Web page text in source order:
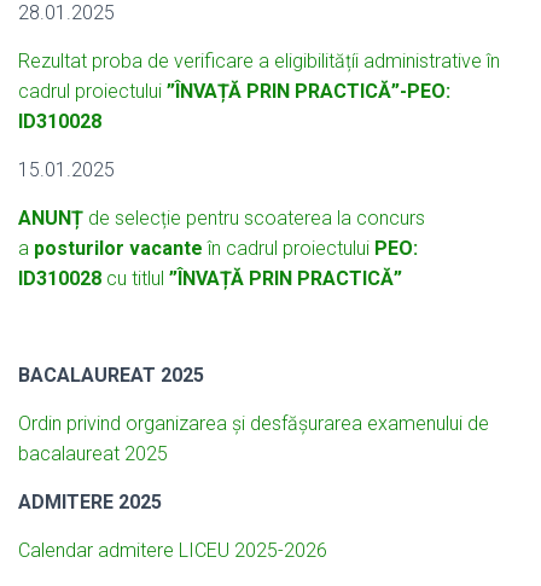
28.01.2025
Rezultat proba de verificare a eligibilitățíi administrative în
cadrul proiectului ”ÎNVAȚĂ PRIN PRACTICĂ”-PEO:
ID310028
15.01.2025
ANUNȚ de selecție pentru scoaterea la concurs
a posturilor vacante în cadrul proiectului PEO:
ID310028 cu titlul ”ÎNVAȚĂ PRIN PRACTICĂ”
BACALAUREAT 2025
Ordin privind organizarea și desfășurarea examenului de
bacalaureat 2025
ADMITERE 2025
Calendar admitere LICEU 2025-2026